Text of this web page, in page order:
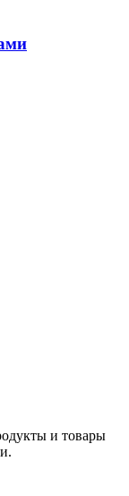
и товары